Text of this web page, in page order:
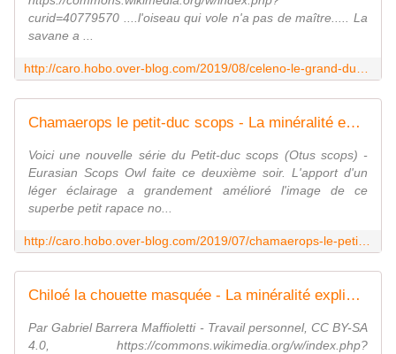
curid=40779570 ....l'oiseau qui vole n'a pas de maître..... La
savane a ...
Chamaerops le petit-duc scops - La minéralité expliquée aux cailloux
Voici une nouvelle série du Petit-duc scops (Otus scops) -
Eurasian Scops Owl faite ce deuxième soir. L'apport d'un
léger éclairage a grandement amélioré l'image de ce
superbe petit rapace no...
Chiloé la chouette masquée - La minéralité expliquée aux cailloux
Par Gabriel Barrera Maffioletti - Travail personnel, CC BY-SA
4.0, https://commons.wikimedia.org/w/index.php?